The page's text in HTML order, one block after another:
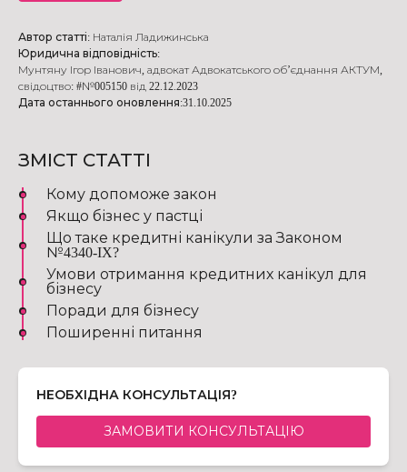
Автор статті: Наталія Ладижинська
Юридична відповідність:
Мунтяну Ігор Іванович, адвокат Адвокатського об’єднання АКТУМ,
свідоцтво: #№005150 від 22.12.2023
Дата останнього оновлення:31.10.2025
ЗМІСТ СТАТТІ
Кому допоможе закон
Якщо бізнес у пастці
Що таке кредитні канікули за Законом
№4340-IX?
Умови отримання кредитних канікул для
бізнесу
Поради для бізнесу
Поширенні питання
НЕОБХІДНА КОНСУЛЬТАЦІЯ?
ЗАМОВИТИ КОНСУЛЬТАЦІЮ